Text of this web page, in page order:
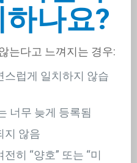
나요?
는다고 느껴지는 경우:
스럽게 일치하지 않습
너무 늦게 등록됨
지 않음
히 “양호” 또는 “미